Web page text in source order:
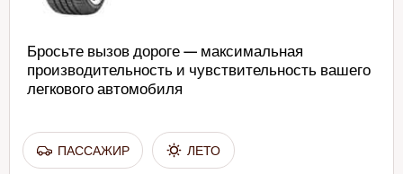
Бросьте вызов дороге — максимальная
производительность и чувствительность вашего
легкового автомобиля
ПАССАЖИР ЛЕТО